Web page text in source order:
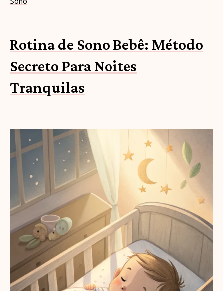
Rotina de Sono Bebê: Método
Secreto Para Noites
Tranquilas